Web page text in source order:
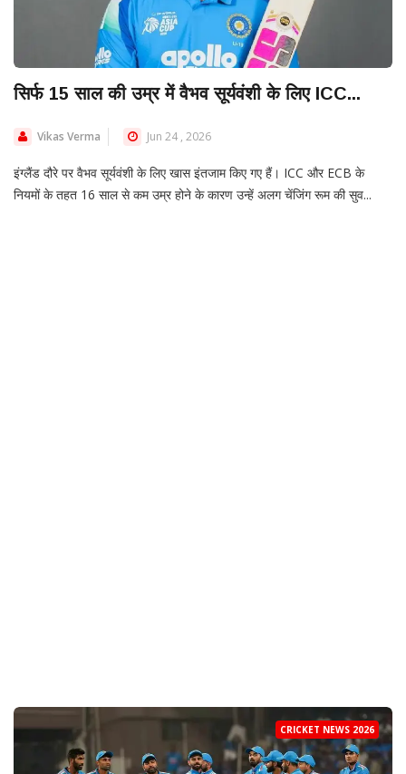
सिर्फ 15 साल की उम्र में वैभव सूर्यवंशी के लिए ICC...
Vikas Verma Jun 24 , 2026
इंग्लैंड दौरे पर वैभव सूर्यवंशी के लिए खास इंतजाम किए गए हैं। ICC और ECB के
नियमों के तहत 16 साल से कम उम्र होने के कारण उन्हें अलग चेंजिंग रूम की सुव...
CRICKET NEWS 2026